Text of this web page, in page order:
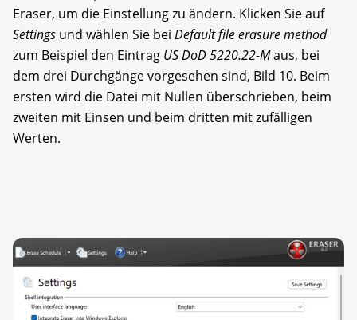
Eraser, um die Einstellung zu ändern. Klicken Sie auf
Settings und wählen Sie bei Default file erasure method
zum Beispiel den Eintrag US DoD 5220.22-Maus, bei
dem drei Durchgänge vorgesehen sind, Bild 10. Beim
ersten wird die Datei mit Nullen überschrieben, beim
zweiten mit Einsen und beim dritten mit zufälligen
Werten.